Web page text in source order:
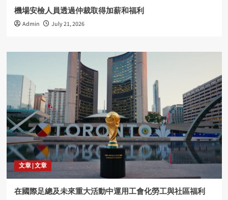
機場安檢人員透過仲裁取得加薪和福利
Admin July 21, 2026
文章 | 文章
在國際足總及未來重大活動中運用工會化勞工與社區福利